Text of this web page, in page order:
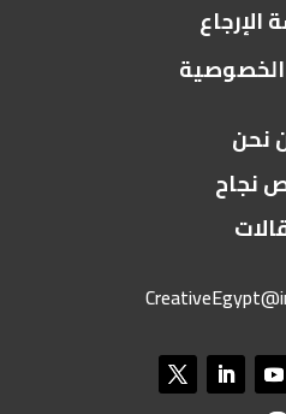
الإرجاع
نحن
نجاح